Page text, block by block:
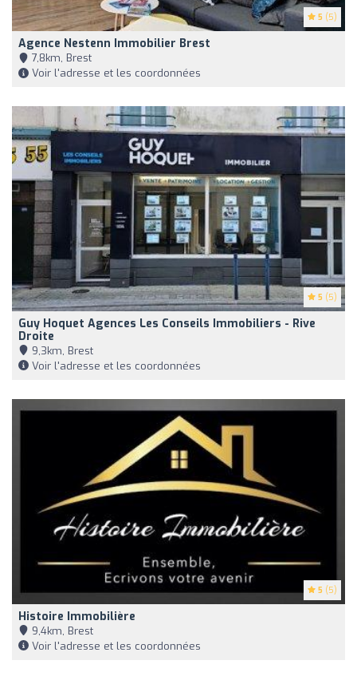
5 (5)
Agence Nestenn Immobilier Brest
7,8km, Brest
Voir l'adresse et les coordonnées
5 (5)
Guy Hoquet Agences Les Conseils Immobiliers - Rive
Droite
9,3km, Brest
Voir l'adresse et les coordonnées
5 (5)
Histoire Immobilière
9,4km, Brest
Voir l'adresse et les coordonnées